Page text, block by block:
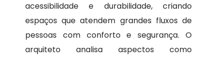
acessibilidade e durabilidade, criando
espaços que atendem grandes fluxos de
pessoas com conforto e segurança. O
arquiteto analisa aspectos como